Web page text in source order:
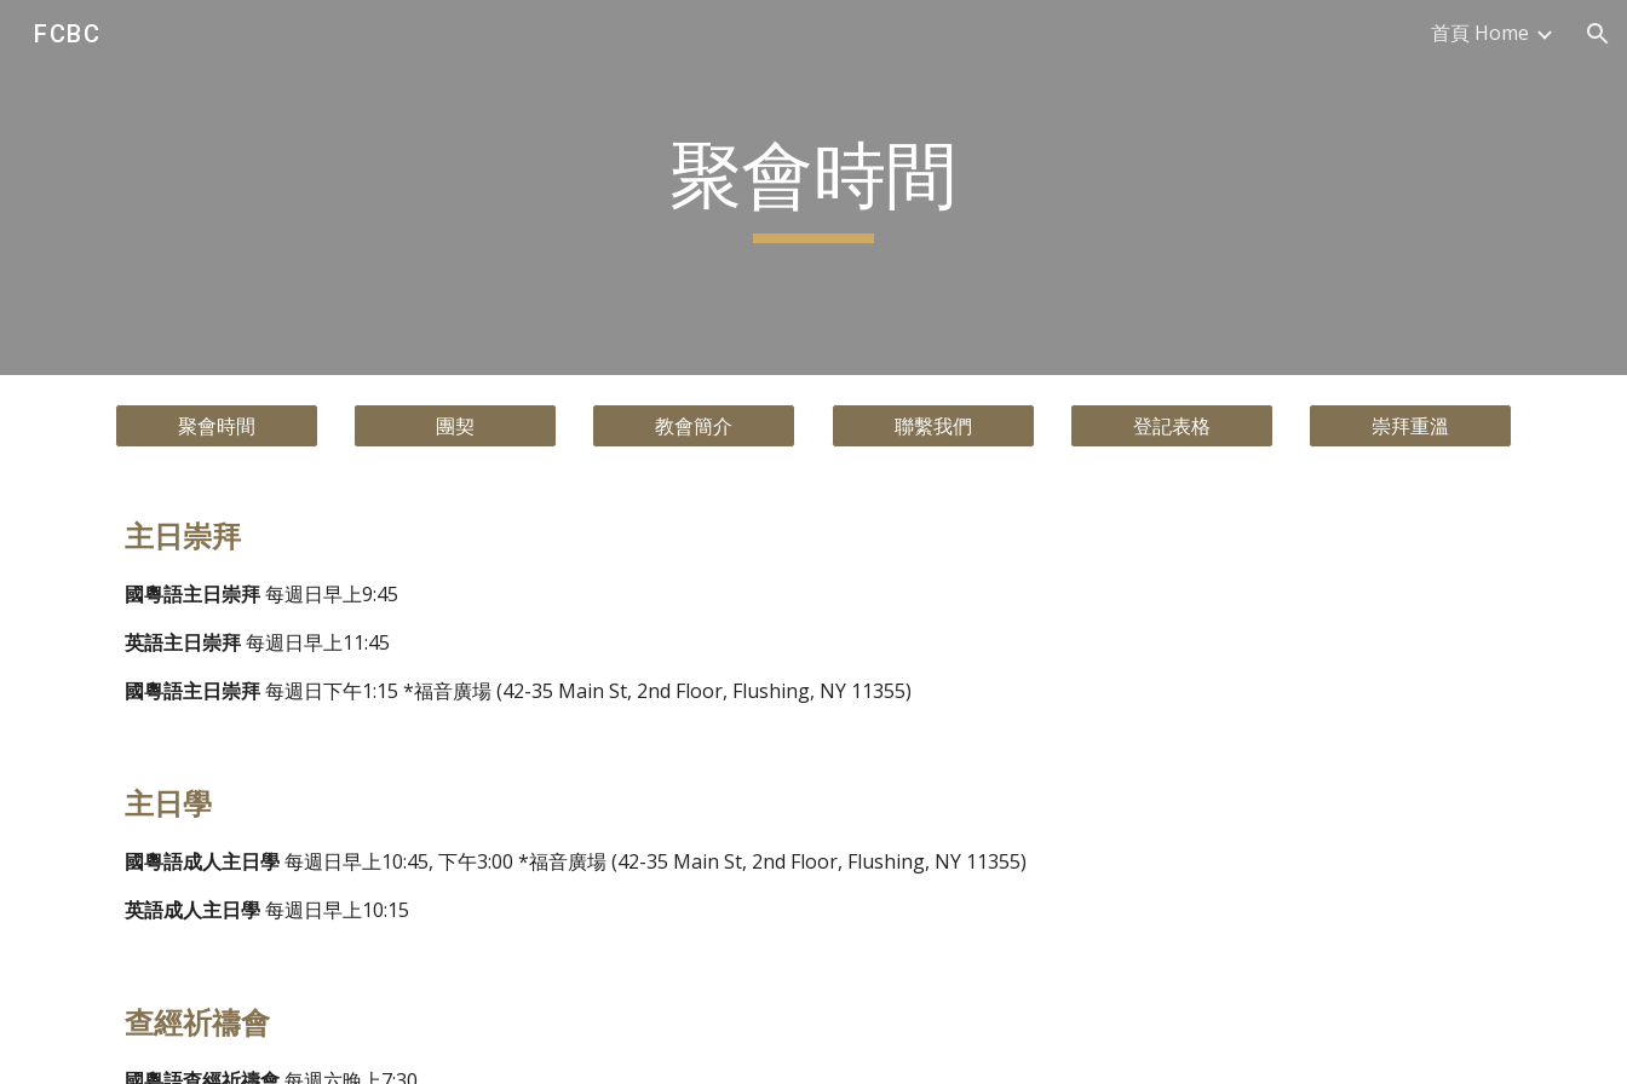
FCBC 首頁 Home
聚會時間
聚會時間 團契 教會簡介 聯繫我們 登記表格 崇拜重溫
主日崇拜
國粵語主日崇拜每週日早上9:45
英語主日崇拜每週日早上11:45
國粵語主日崇拜每週日下午1:15 *福音廣場 (42-35 Main St, 2nd Floor, Flushing, NY 11355)
主日學
國粵語成人主日學每週日早上10:45, 下午3:00 *福音廣場 (42-35 Main St, 2nd Floor, Flushing, NY 11355)
英語成人主日學每週日早上10:15
查經祈禱會